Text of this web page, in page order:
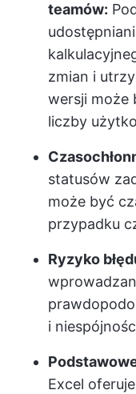
teamów:
zmian i
wersji może
liczby
statusów
może być
przypadku
Ryzyko
i
Excel